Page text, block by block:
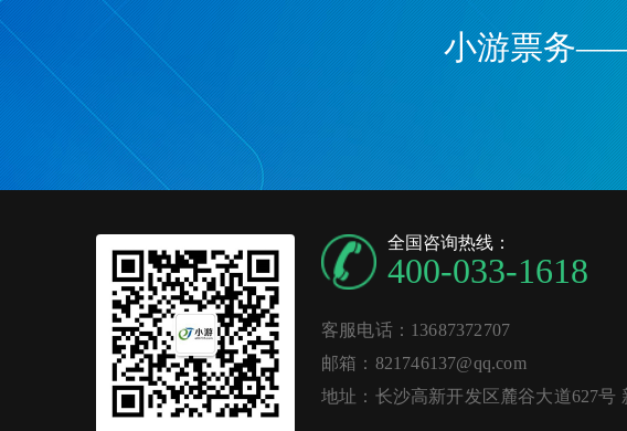
小游票务
全国咨询热线：
400-033-1618
客服电话：13687372707
邮箱：821746137@qq.com
地址：长沙高新开发区麓谷大道627号